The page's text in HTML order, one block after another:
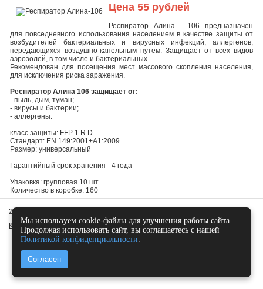
Цена 55 рублей
Респиратор Алина - 106 предназначен
для повседневного использования населением в качестве защиты от
возбудителей бактериальных и вирусных инфекций, аллергенов,
передающихся воздушно-капельным путем. Защищает от всех видов
аэрозолей, в том числе и бактериальных.
Рекомендован для посещения мест массового скопления населения,
для исключения риска заражения.
Респиратор Алина 106 защищает от:
- пыль, дым, туман;
- вирусы и бактерии;
- аллергены.
класс защиты: FFP 1 R D
Стандарт: EN 149:2001+A1:2009
Размер: универсальный
Гарантийный срок хранения - 4 года
Упаковка: групповая 10 шт.
Количество в коробке: 160
2010 -
Карта сайта
Мы используем cookie-файлы для улучшения работы сайта.
Продолжая использовать сайт, вы соглашаетесь с нашей
Политикой конфиденциальности.
Согласен